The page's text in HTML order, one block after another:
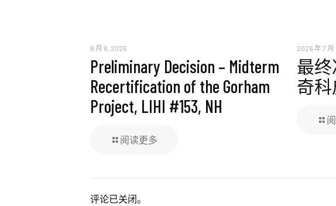
8 月 6, 2026
Preliminary Decision – Midterm
Recertification of the Gorham
Project, LIHI #153, NH
阅读更多
2026 年 7 月
最
奇
评论已关闭。